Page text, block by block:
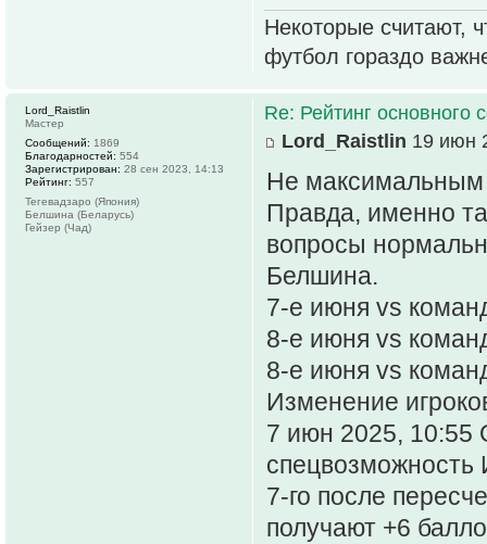
Некоторые считают,
футбол гораздо
Re: Рейтинг основного
Lord_Raistlin 19 июн
Не максимальным
Правда, именно
вопросы
Белшина.
7-е июня vs
8-е июня vs
8-е июня vs
Изменение
7 июн 2025, 10:55
спецвозможность
7-го после
получают +6
Lord_Raistlin
Мастер
Сообщений: 1869
Благодарностей: 554
Зарегистрирован: 28 сен 2023, 14:13
Рейтинг: 557
Тегевадзаро (Япония)
Белшина (Беларусь)
Гейзер (Чад)